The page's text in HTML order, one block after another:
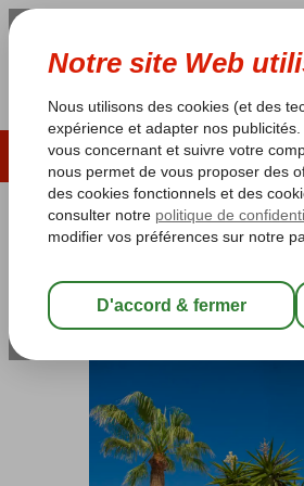
ÉTÉ 2026
Les garanties de vacances
Vibra Bossa Flow